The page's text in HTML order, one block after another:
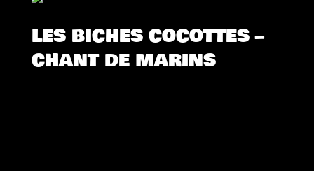
LES BICHES COCOTTES –
CHANT DE MARINS